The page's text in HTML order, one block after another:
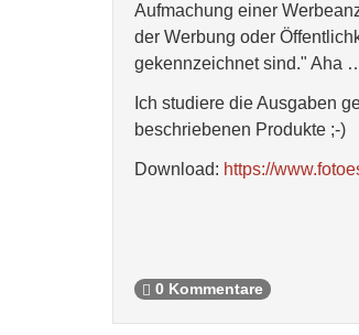
Aufmachung einer
der Werbung oder
gekennzeichnet sind." Aha
Ich studiere die Ausgaben
beschriebenen Produkte ;-)
Download: https://
0 Kommentare